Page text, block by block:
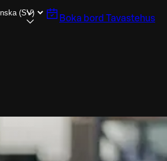
Boka bord Tavastehus